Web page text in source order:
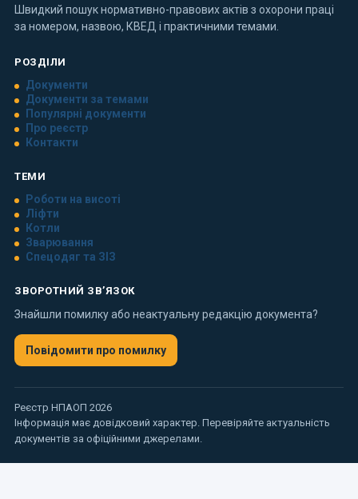
Швидкий пошук нормативно-правових актів з охорони праці
за номером, назвою, КВЕД і практичними темами.
РОЗДІЛИ
Документи
Документи за темами
Популярні документи
Про реєстр
Контакти
ТЕМИ
Роботи на висоті
Ліфти
Котли
Зварювання
Спецодяг та ЗІЗ
ЗВОРОТНИЙ ЗВ’ЯЗОК
Знайшли помилку або неактуальну редакцію документа?
Повідомити про помилку
Реєстр НПАОП 2026
Інформація має довідковий характер. Перевіряйте актуальність
документів за офіційними джерелами.